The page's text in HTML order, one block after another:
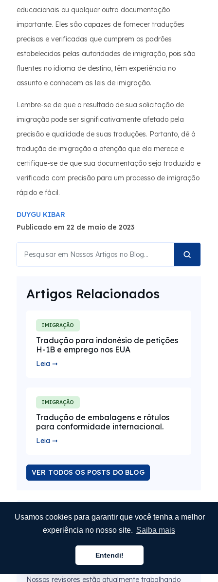
Usamos cookies para garantir que você tenha a melhor
experiência no nosso site. Saiba mais
Entendi!
educacionais ou qualquer outra documentação
importante. Eles são capazes de fornecer traduções
precisas e verificadas que cumprem os padrões
estabelecidos pelas autoridades de imigração, pois são
fluentes no idioma de destino, têm experiência no
assunto e conhecem as leis de imigração.
Lembre-se de que o resultado de sua solicitação de
imigração pode ser significativamente afetado pela
precisão e qualidade de suas traduções. Portanto, dê à
tradução de imigração a atenção que ela merece e
certifique-se de que sua documentação seja traduzida e
verificada com precisão para um processo de imigração
rápido e fácil.
DUYGU KIBAR
Publicado em 22 de maio de 2023
Artigos Relacionados
IMIGRAÇÃO
Tradução para indonésio de petições
H-1B e emprego nos EUA
Leia ➞
IMIGRAÇÃO
Tradução de embalagens e rótulos
para conformidade internacional.
Leia ➞
VER TODOS OS POSTS DO BLOG
Calculadora de Custos de Tradução
Este artigo foi traduzido pelo MotaWord
Active Machine Translation.
Nossos revisores estão atualmente trabalhando
Português